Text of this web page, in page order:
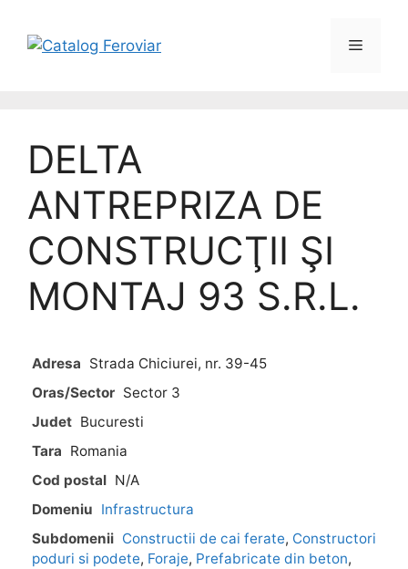
DELTA
ANTREPRIZA DE
CONSTRUCŢII ŞI
MONTAJ 93 S.R.L.
Adresa Strada Chiciurei, nr. 39-45
Oras/Sector Sector 3
Judet Bucuresti
Tara Romania
Cod postal N/A
Domeniu Infrastructura
Subdomenii Constructii de cai ferate, Constructori
poduri si podete, Foraje, Prefabricate din beton,